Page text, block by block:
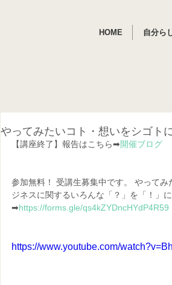
HOME 自分ら
やってみたいコト・想いをシゴト
【講座終了】報告はこちら➡開催ブログ
参加無料！ 受講生募集中です。 やって
ジネスに関するいろんな「？」を「！」
➡https://forms.gle/qs4kZYDncHYdP4R59
https://www.youtube.com/